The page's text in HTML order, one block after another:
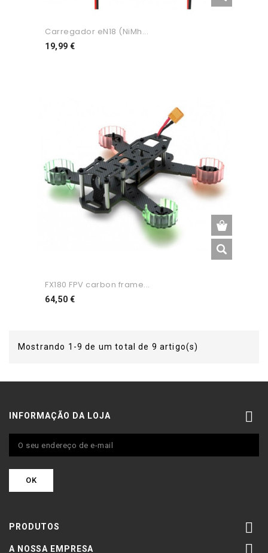
Carregador eN18 (NiMh...
19,99 €Preço
FX180 FPV carbon frame...
64,50 €Preço
Mostrando 1-9 de um total de 9 artigo(s)
INFORMAÇÃO DA LOJA 
PRODUTOS 
A NOSSA EMPRESA 